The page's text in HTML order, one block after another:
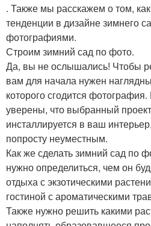
. Также мы расскажем о том,
тенденции в дизайне зимнего
фотографиями.
Строим зимний сад по фото.
Да, вы не ослышались! Чтобы
вам для начала нужен
которого сгодится
уверены, что выбранный
инсталлируется в ваш
попросту неуместным.
Как же сделать зимний сад по
нужно определиться, чем он
отдыха с экзотическими
гостиной с ароматическими
Также нужно решить какими